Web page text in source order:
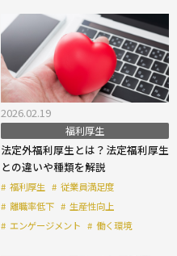
2026.02.19
福利厚生
法定外福利厚生とは？法定福利厚生
との違いや種類を解説
# 福利厚生 # 従業員満足度
# 離職率低下 # 生産性向上
# エンゲージメント # 働く環境